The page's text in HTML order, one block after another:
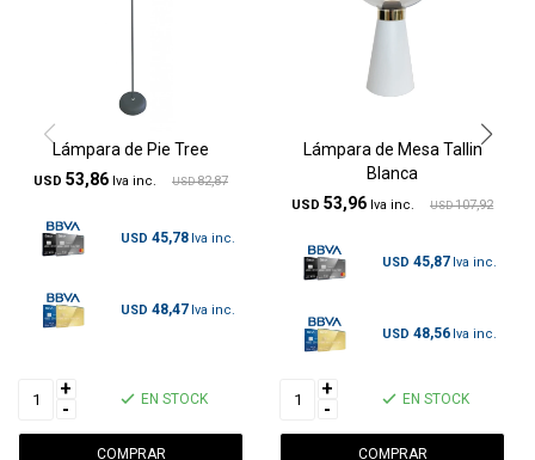
Lámpara de Pie Tree
USD 53,86 USD 82,87
USD 45,78
USD 48,47
+
-
EN STOCK
Lámpara de Mesa Tallin
Blanca
USD 53,96 USD 107,92
USD 45,87
USD 48,56
+
-
EN STOCK